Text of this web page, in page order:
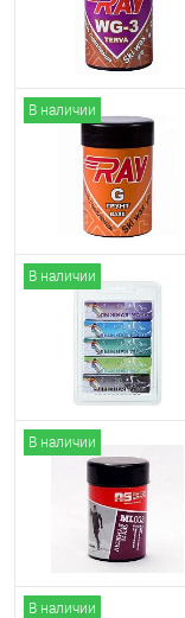
В наличии
В наличии
В наличии
В наличии